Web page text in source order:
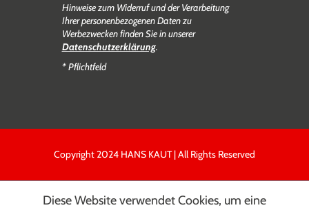
Hinweise zum Widerruf und der Verarbeitung
Ihrer personenbezogenen Daten zu
Werbezwecken finden Sie in unserer
Datenschutzerklärung.
* Pflichtfeld
Copyright 2024 HANS KAUT | All Rights Reserved
Diese Website verwendet Cookies, um eine